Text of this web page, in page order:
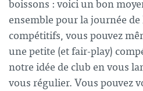
boissons : voici un bon
ensemble pour lajournée de
compétitifs, vous pouvez
une petite (et fair-play)
notre idée de club en vous
vous régulier. Vous pouvez